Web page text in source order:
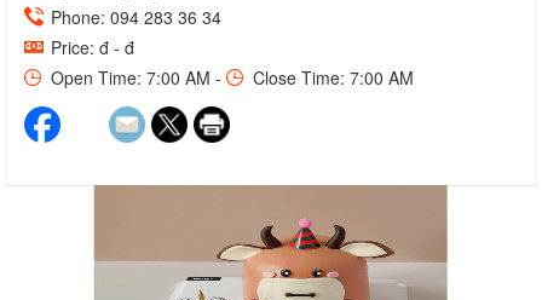
Phone: 094 283 36 34
Price: đ - đ
Open Time: 7:00 AM -
Close Time: 7:00 AM